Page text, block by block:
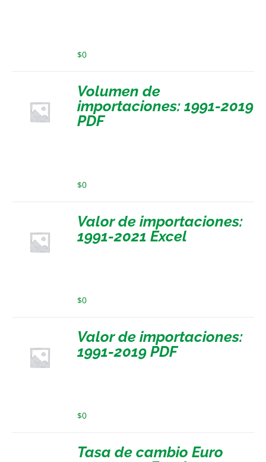
$0
Volumen de
importaciones: 1991-2019
PDF
$0
Valor de importaciones:
1991-2021 Excel
$0
Valor de importaciones:
1991-2019 PDF
$0
Tasa de cambio Euro